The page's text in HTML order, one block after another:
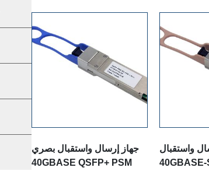
جهاز إرسال واستقبال بصري
40GBASE QSFP+ PSM
واستقبال
40GBASE-SR4 QSFP+